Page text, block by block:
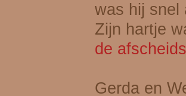
was hij snel
Zijn hartje
de
Gerda en